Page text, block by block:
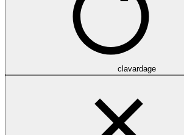
clavardage